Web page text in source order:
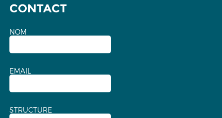
CONTACT
NOM
EMAIL
STRUCTURE